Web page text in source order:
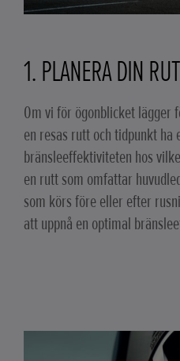
1. PLANERA DIN
Om vi för ögonblicket lägger
en resas rutt och tidpunkt ha
bränsleeffektiviteten hos
en rutt som omfattar
som körs före eller efter
att uppnå en optimal